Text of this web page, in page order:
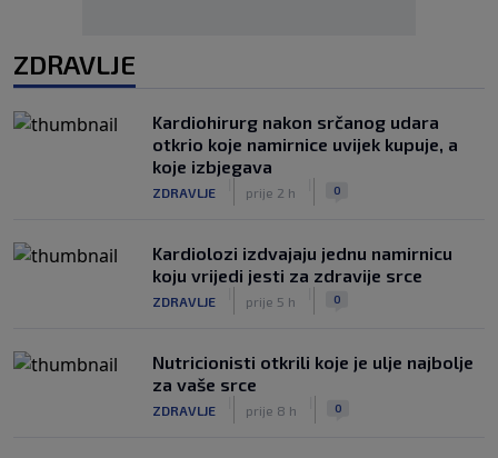
ZDRAVLJE
Kardiohirurg nakon srčanog udara
otkrio koje namirnice uvijek kupuje, a
koje izbjegava
ZDRAVLJE prije 2 h 0
Kardiolozi izdvajaju jednu namirnicu
koju vrijedi jesti za zdravije srce
ZDRAVLJE prije 5 h 0
Nutricionisti otkrili koje je ulje najbolje
za vaše srce
ZDRAVLJE prije 8 h 0